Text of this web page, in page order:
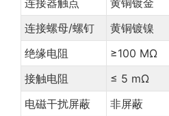
连接螺母/螺钉
黄铜镀镍
绝缘电阻
≥100 MΩ
接触电阻
≤ 5 mΩ
电磁干扰屏蔽
非屏蔽